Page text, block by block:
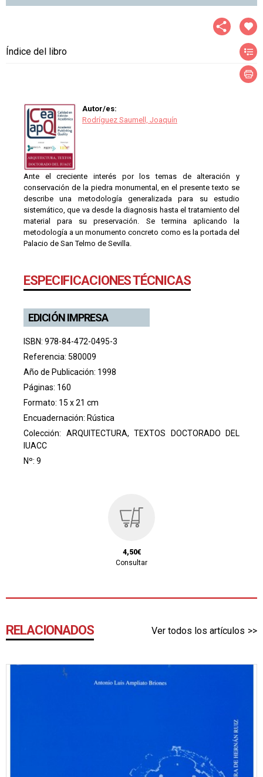
Índice del libro
Autor/es:
Rodríguez Saumell, Joaquín
Ante el creciente interés por los temas de alteración y
conservación de la piedra monumental, en el presente texto se
describe una metodología generalizada para su estudio
sistemático, que va desde la diagnosis hasta el tratamiento del
material para su preservación. Se termina aplicando la
metodología a un monumento concreto como es la portada del
Palacio de San Telmo de Sevilla.
ESPECIFICACIONES TÉCNICAS
EDICIÓN IMPRESA
ISBN: 978-84-472-0495-3
Referencia: 580009
Año de Publicación: 1998
Páginas: 160
Formato: 15 x 21 cm
Encuadernación: Rústica
Colección: ARQUITECTURA, TEXTOS DOCTORADO DEL
IUACC
Nº: 9
4,50€
Consultar
RELACIONADOS Ver todos los artículos